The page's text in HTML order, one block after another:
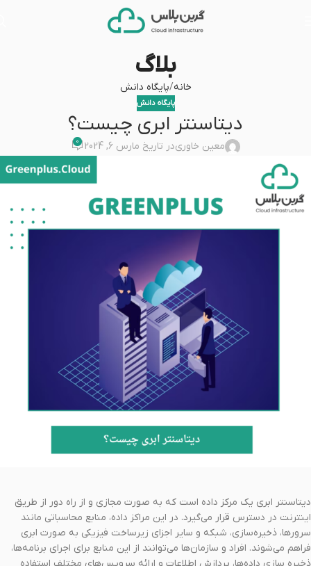
بلاگ
خانه پایگاه دانش
پایگاه دانش
دیتاسنتر ابری چیست؟
معین خاوریدر تاریخ مارس 6, 2024 0
دیتاسنتر ابری یک مرکز داده است که به صورت مجازی و از راه دور از طریق
اینترنت در دسترس قرار می‌گیرد. در این مراکز داده، منابع محاسباتی مانند
سرورها، ذخیره‌سازی، شبکه و سایر اجزای زیرساخت فیزیکی به صورت ابری
فراهم می‌شوند. افراد و سازمان‌ها می‌توانند از این منابع برای اجرای برنامه‌ها،